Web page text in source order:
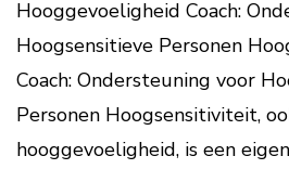
Hooggevoeligheid Coach:
Hoogsensitieve Personen
Coach: Ondersteuning voor
Personen Hoogsensitiviteit,
hooggevoeligheid, is een